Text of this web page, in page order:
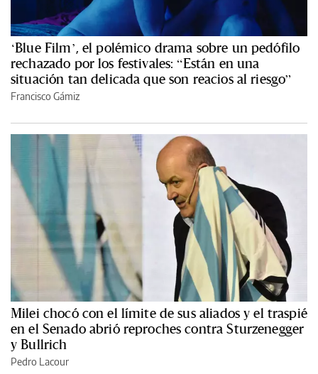
‘Blue Film’, el polémico drama sobre un pedófilo
rechazado por los festivales: “Están en una
situación tan delicada que son reacios al riesgo”
Francisco Gámiz
Milei chocó con el límite de sus aliados y el traspié
en el Senado abrió reproches contra Sturzenegger
y Bullrich
Pedro Lacour